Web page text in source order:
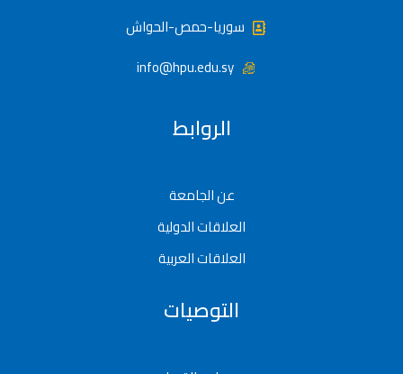
سوريا-حمص-الحواش
info@hpu.edu.sy
الروابط
عن الجامعة
العلاقات الدولية
العلاقات العربية
التوصيات